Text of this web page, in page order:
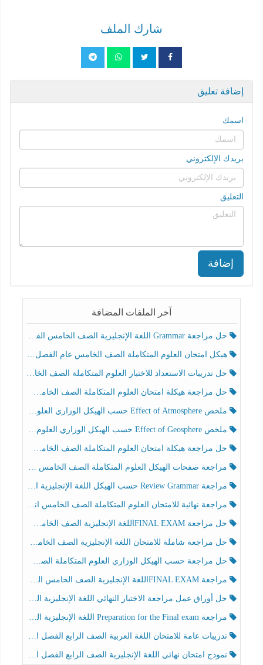
شارك الملف
إضافة تعليق
اسمك
بريدك الإلكتروني
التعليق
إضافة
آخر الملفات المضافة
حل مراجعة Grammar اللغة الإنجليزية الصف الخامس الفصل الثالث
هيكل امتحان العلوم المتكاملة الصف الخامس عام الفصل الدراسي الثالث 2025-2026
حل تدريبات الاستعداد للاختبار العلوم المتكاملة الصف الخامس عام الفصل الثالث
حل مراجعة هيكلة امتحان العلوم المتكاملة الصف الخامس انسبير الفصل الثالث
ملخص Effect of Atmosphere حسب الهيكل الوزاري العلوم المتكاملة الصف الخامس انسبير الفصل الثالث
ملخص Effect of Geosphere حسب الهيكل الوزاري العلوم المتكاملة الصف الخامس انسبير الفصل الثالث
حل مراجعة هيكلة امتحان العلوم المتكاملة الصف الخامس عام الفصل الثالث
مراجعة صفحات الهيكل العلوم المتكاملة الصف الخامس انسبير الفصل الثالث
مراجعة Review Grammar حسب الهيكل اللغة الإنجليزية الصف الخامس الفصل الثالث
مراجعة نهائية للامتحان العلوم المتكاملة الصف الخامس انسبير الفصل الثالث
حل مراجعة FINAL EXAMاللغة الإنجليزية الصف الخامس الفصل الثالث
حل مراجعة شاملة للامتحان اللغة الإنجليزية الصف الخامس الفصل الثالث
حل مراجعة حسب الهيكل الوزاري العلوم المتكاملة الصف الخامس عام الفصل الثالث
مراجعة FINAL EXAMاللغة الإنجليزية الصف الخامس الفصل الثالث
حل أوراق عمل مراجعة الاختبار النهائي اللغة الإنجليزية الصف الرابع الفصل الثالث
مراجعة Preparation for the Final exam اللغة الإنجليزية الصف الرابع الفصل الثالث
تدريبات عامة للامتحان اللغة العربية الصف الرابع الفصل الثالث
نموذج امتحان نهائي اللغة الإنجليزية الصف الرابع الفصل الثالث